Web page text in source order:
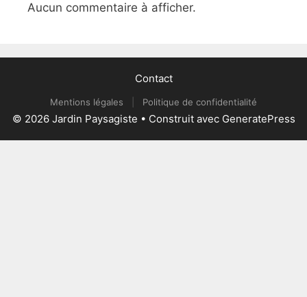
Aucun commentaire à afficher.
Contact
Mentions légales Politique de confidentialité
© 2026 Jardin Paysagiste • Construit avec GeneratePress